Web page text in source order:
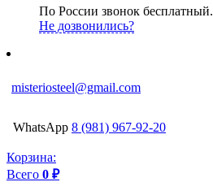
По России звонок бесплатный.
Не дозвонились?
misteriosteel@gmail.com
WhatsApp 8 (981) 967-92-20
Корзина:
Всего 0 ₽